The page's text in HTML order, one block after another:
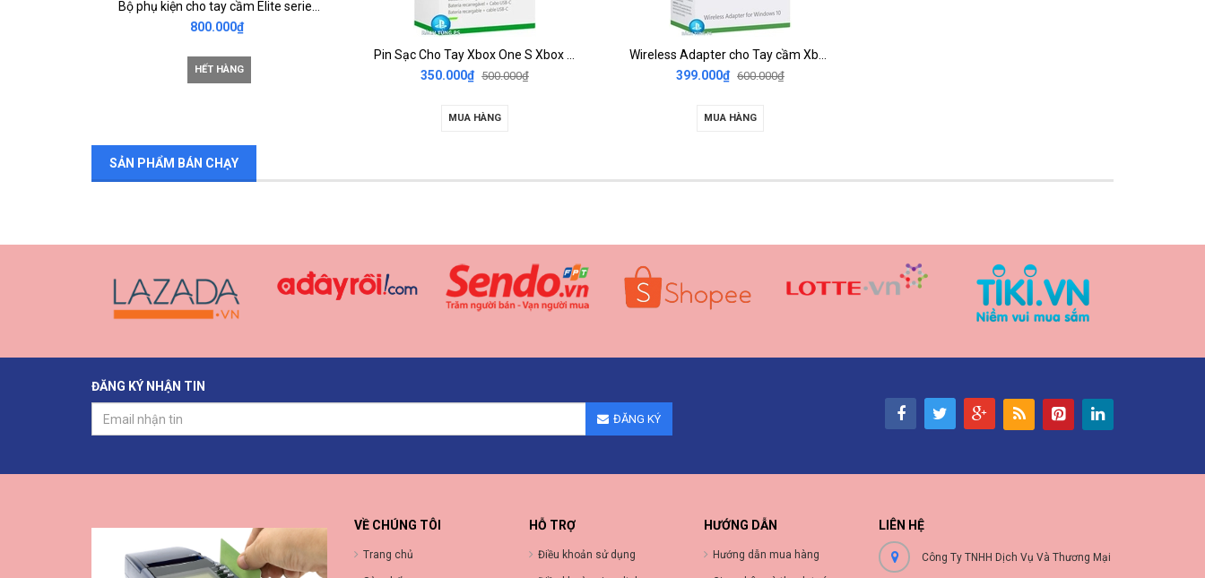
800.000₫
HẾT HÀNG
350.000₫ 500.000₫
MUA HÀNG
399.000₫ 600.000₫
MUA HÀNG
SẢN PHẨM BÁN CHẠY
ĐĂNG KÝ NHẬN TIN
ĐĂNG KÝ
VỀ CHÚNG TÔI
Trang chủ
HỖ TRỢ
Điều khoản sử dụng
HƯỚNG DẪN
Hướng dẫn mua hàng
LIÊN HỆ
Công Ty TNHH Dịch Vụ Và Thương Mại